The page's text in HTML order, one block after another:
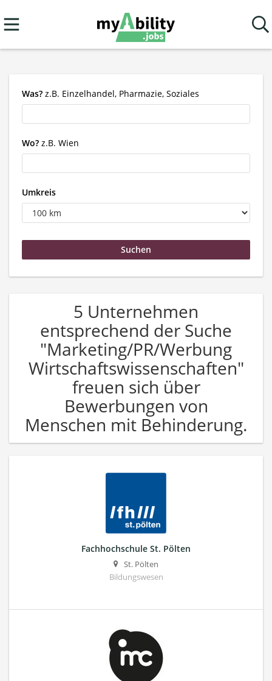
Was? z.B. Einzelhandel, Pharmazie, Soziales
Wo? z.B. Wien
Umkreis
5 Unternehmen
entsprechend der Suche
"Marketing/PR/Werbung
Wirtschaftswissenschaften"
freuen sich über
Bewerbungen von
Menschen mit Behinderung.
Fachhochschule St. Pölten
St. Pölten
Bildungswesen